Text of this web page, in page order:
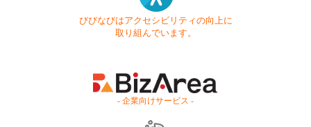
びびなびはアクセシビリティの向上に
取り組んでいます。
- 企業向けサービス -